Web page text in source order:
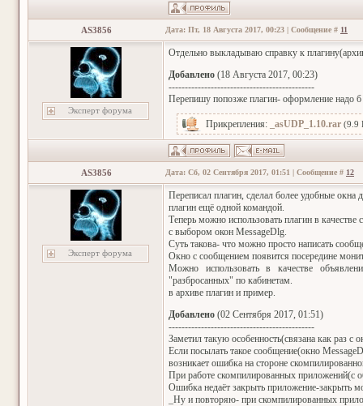
AS3856 Дата: Пт, 18 Августа 2017, 00:23 | Сообщение # 11
Эксперт форума
Отдельно выкладываю справку к
Добавлено (18 Августа 2017, 00:23)
---------------------------------------------
Перепишу попозже плагин- оформление надо б
Прикрепления: _asUDP_1.10.rar (9.9
AS3856 Дата: Сб, 02 Сентября 2017, 01:51 | Сообщение # 12
Эксперт форума
Переписал плагин, сделал более удобные
плагин ещё одной командой.
Теперь можно использовать плагин в качестве
с выбором окон MessageDlg.
Суть такова- что можно просто написать
Окно с сообщением появится посередине
Можно использовать в качестве
"разбросанных" по кабинетам.
в архиве плагин и пример.
Добавлено (02 Сентября 2017, 01:51)
---------------------------------------------
Заметил такую особенность(связана как раз
Если посылать такое сообщение(окно
возникает ошибка на стороне
При работе скомпилированных приложений(с
Ошибка недаёт закрыть приложение-закрыть
_Ну и повторяю- при скомпилированных